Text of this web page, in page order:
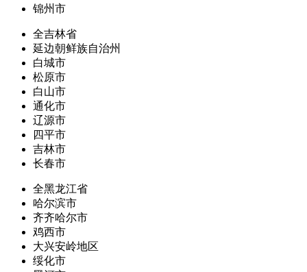
锦州市
全吉林省
延边朝鲜族自治州
白城市
松原市
白山市
通化市
辽源市
四平市
吉林市
长春市
全黑龙江省
哈尔滨市
齐齐哈尔市
鸡西市
大兴安岭地区
绥化市